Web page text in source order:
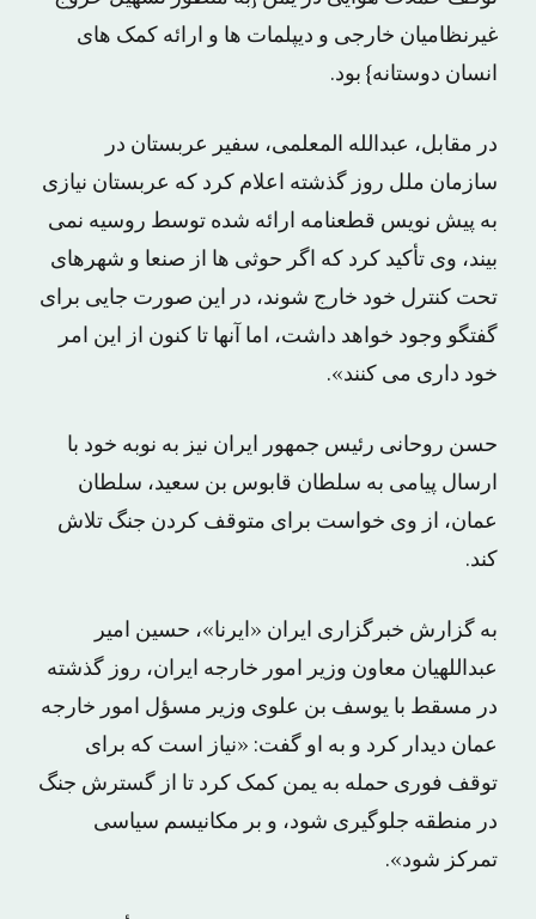
غیرنظامیان خارجی و دیپلمات ها و ارائه کمک های
انسان دوستانه} بود.
در مقابل، عبدالله المعلمی، سفیر عربستان در
سازمان ملل روز گذشته اعلام کرد که عربستان نیازی
به پیش نویس قطعنامه ارائه شده توسط روسیه نمی
بیند، وی تأکید کرد که اگر حوثی ها از صنعا و شهرهای
تحت کنترل خود خارج شوند، در این صورت جایی برای
گفتگو وجود خواهد داشت، اما آنها تا کنون از این امر
خود داری می کنند».
حسن روحانی رئیس جمهور ایران نیز به نوبه خود با
ارسال پیامی به سلطان قابوس بن سعید، سلطان
عمان، از وی خواست برای متوقف کردن جنگ تلاش
کند.
به گزارش خبرگزاری ایران «ایرنا»، حسین امیر
عبداللهیان معاون وزیر امور خارجه ایران، روز گذشته
در مسقط با یوسف بن علوی وزیر مسؤل امور خارجه
عمان دیدار کرد و به او گفت: «نیاز است که برای
توقف فوری حمله به یمن کمک کرد تا از گسترش جنگ
در منطقه جلوگیری شود، و بر مکانیسم سیاسی
تمرکز شود».